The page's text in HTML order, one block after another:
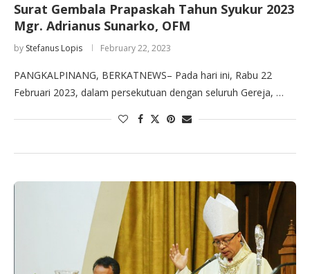
Surat Gembala Prapaskah Tahun Syukur 2023
Mgr. Adrianus Sunarko, OFM
by Stefanus Lopis February 22, 2023
PANGKALPINANG, BERKATNEWS– Pada hari ini, Rabu 22
Februari 2023, dalam persekutuan dengan seluruh Gereja, …